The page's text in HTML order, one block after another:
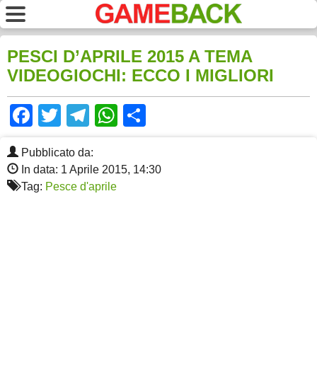
PESCI D’APRILE 2015 A TEMA
VIDEOGIOCHI: ECCO I MIGLIORI
Facebook
TwitterTelegram
WhatsApp
Pubblicato da:
In data: 1 Aprile 2015, 14:30
Tag: Pesce d'aprile